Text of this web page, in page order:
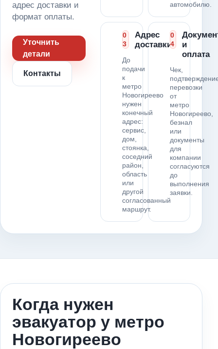
адрес доставки и
формат оплаты.
Уточнить
детали
Контакты
автомобилю.
0
3
Адрес
доставки
До
подачи
к
метро
Новогиреево
нужен
конечный
адрес:
сервис,
дом,
стоянка,
соседний
район,
область
или
другой
согласованный
маршрут.
0
4
и
оплата
Чек,
перевозки
от
метро
Новогиреево,
безнал
или
документы
для
компании
согласуются
до
выполнения
заявки.
Когда нужен
эвакуатор у метро
Новогиреево